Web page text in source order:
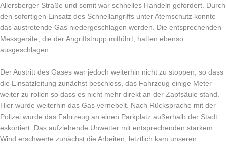
Allersberger Straße und somit war schnelles Handeln gefordert. Durch
den sofortigen Einsatz des Schnellangriffs unter Atemschutz konnte
das austretende Gas niedergeschlagen werden. Die entsprechenden
Messgeräte, die der Angriffstrupp mitführt, hatten ebenso
ausgeschlagen.
Der Austritt des Gases war jedoch weiterhin nicht zu stoppen, so dass
die Einsatzleitung zunächst beschloss, das Fahrzeug einige Meter
weiter zu rollen so dass es nicht mehr direkt an der Zapfsäule stand.
Hier wurde weiterhin das Gas vernebelt. Nach Rücksprache mit der
Polizei wurde das Fahrzeug an einen Parkplatz außerhalb der Stadt
eskortiert. Das aufziehende Unwetter mit entsprechenden starkem
Wind erschwerte zunächst die Arbeiten, letztlich kam unseren